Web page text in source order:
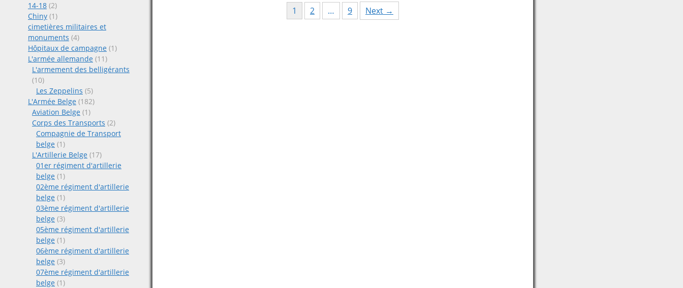
14-18 (2)
Chiny (1)
cimetières militaires et
monuments (4)
Hôpitaux de campagne (1)
L'armée allemande (11)
L'armement des belligérants
(10)
Les Zeppelins (5)
L'Armée Belge (182)
Aviation Belge (1)
Corps des Transports (2)
Compagnie de Transport
belge (1)
L'Artillerie Belge (17)
01er régiment d'artillerie
belge (1)
02ème régiment d'artillerie
belge (1)
03ème régiment d'artillerie
belge (3)
05ème régiment d'artillerie
belge (1)
06ème régiment d'artillerie
belge (3)
07ème régiment d'artillerie
belge (1)
1 2 … 9 Next →